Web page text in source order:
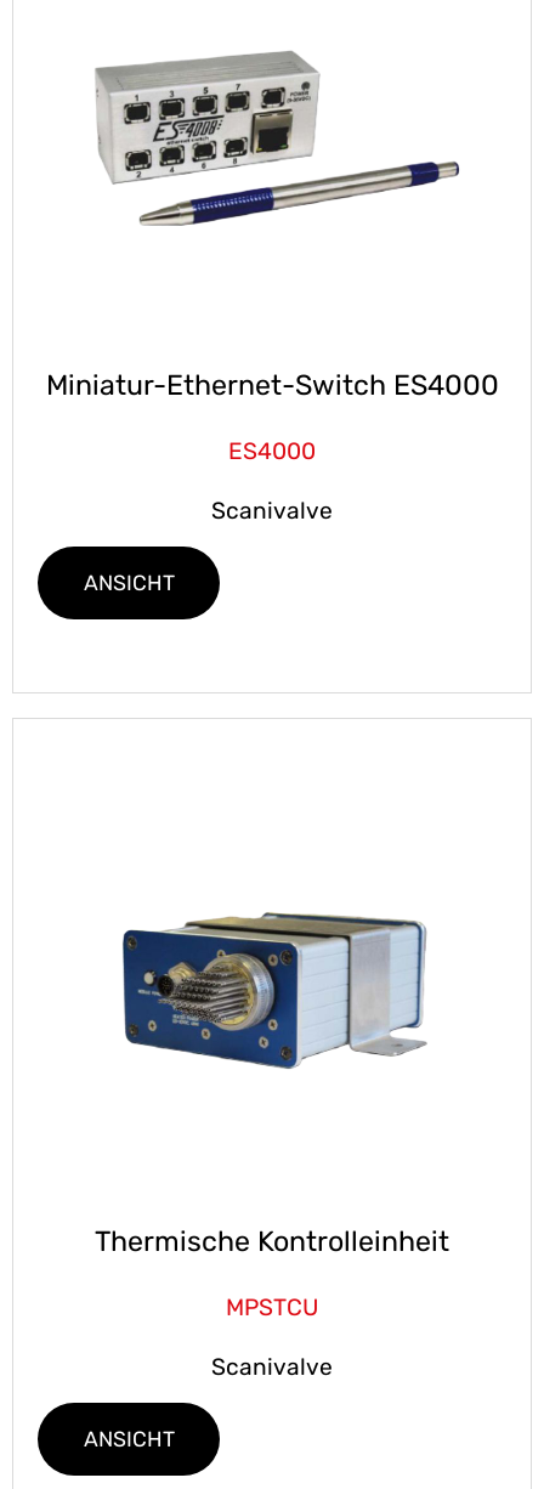
Miniatur-Ethernet-Switch ES4000
ES4000
Scanivalve
ANSICHT
Thermische Kontrolleinheit
MPSTCU
Scanivalve
ANSICHT